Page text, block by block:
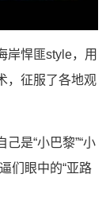
岸悍匪style，用
，征服了各地观
是“小巴黎”“小
们眼中的“亚路